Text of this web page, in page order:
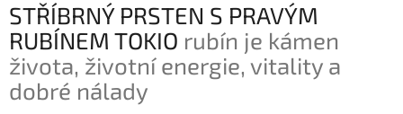
STŘÍBRNÝ PRSTEN S PRAVÝM
RUBÍNEM TOKIO rubín je kámen
života, životní energie, vitality a
dobré nálady